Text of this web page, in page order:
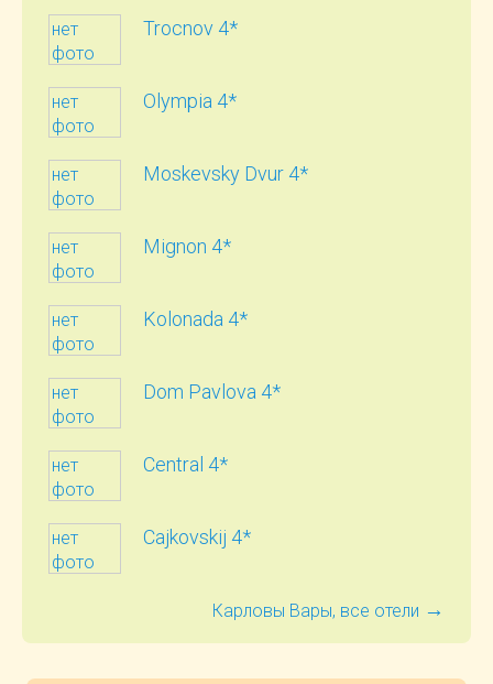
нет
фото
Trocnov 4*
нет
фото
Olympia 4*
нет
фото
Moskevsky Dvur 4*
нет
фото
Mignon 4*
нет
фото
Kolonada 4*
нет
фото
Dom Pavlova 4*
нет
фото
Central 4*
нет
фото
Cajkovskij 4*
Карловы Вары, все отели →